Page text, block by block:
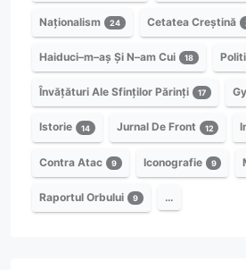
Naționalism 24 Cetatea Creștină
Haiduci–m–aș Și N–am Cui 18
Învățături Ale Sfinților Părinți 17
Istorie 14 Jurnal De Front 12
Contra Atac 9 Iconografie 9
Raportul Orbului 9 …